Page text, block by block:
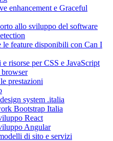
enhancement e Graceful
allo sviluppo del software
le feature disponibili con Can I
risorse per CSS e JavaScript
prestazioni
system .italia
Bootstrap Italia
React
Angular
di sito e servizi